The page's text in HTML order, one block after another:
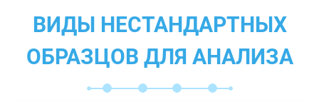
ВИДЫ НЕСТАНДАРТНЫХ
ОБРАЗЦОВ ДЛЯ АНАЛИЗА